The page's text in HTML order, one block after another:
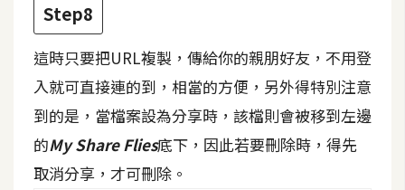
服
器
設
定
資
源
Step8
這時只要把URL複製，傳給你的親朋好友，不用登
入就可直接連的到，相當的方便，另外得特別注意
到的是，當檔案設為分享時，該檔則會被移到左邊
的My Share Flies底下，因此若要刪除時，得先
取消分享，才可刪除。